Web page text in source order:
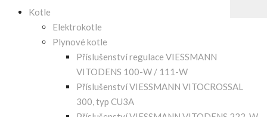
Kotle
Elektrokotle
Plynové kotle
Příslušenství regulace VIESSMANN
VITODENS 100-W / 111-W
Příslušenství VIESSMANN VITOCROSSAL
300, typ CU3A